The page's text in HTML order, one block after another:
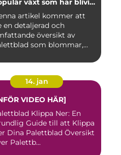
växt som har blivit
runt
i världen
artikel kommer att
en detaljerad och
översikt av
som blommar,
14. jan
VIDEO HÄR]
Klippa Ner: En
Guide till att Klippa
Dina Palettblad Översikt
Palettb...